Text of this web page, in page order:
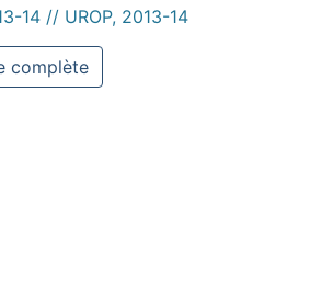
14 // UROP, 2013-14
complète